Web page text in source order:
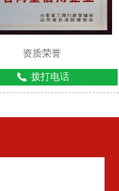
资质荣誉
拨打电话